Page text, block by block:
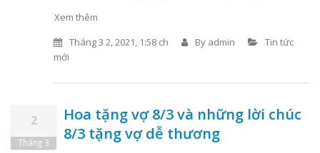
Xem thêm
Tháng 3 2, 2021, 1:58 ch
By admin
Tin tức
mới
2
Tháng 3
Hoa tặng vợ 8/3 và những lời chúc
8/3 tặng vợ dễ thương